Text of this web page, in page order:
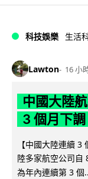
科技娛樂 生活
Lawton 16 小
中國大陸
3 個月下調
【中國大陸連續
陸多家航空公司自
為年內連續第 3 個